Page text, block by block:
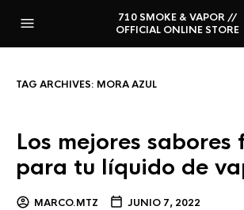
710 SMOKE & VAPOR //
OFFICIAL ONLINE STORE
TAG ARCHIVES: MORA AZUL
Los mejores sabores
para tu líquido de
MARCO.MTZ JUNIO 7, 2022